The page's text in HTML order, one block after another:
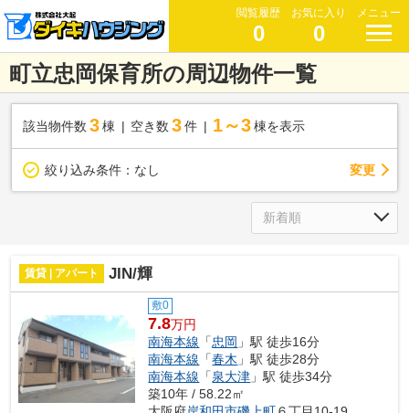
閲覧履歴
0
お気に入り
0
メニュー
町立忠岡保育所の周辺物件一覧
該当物件数 3棟 空き数 3 件 1～3 棟を表示
絞り込み条件： なし 変更
賃貸 | アパート JIN/輝
敷0
7.8万円
南海本線 「忠岡 」駅 徒歩16分
南海本線 「春木 」駅 徒歩28分
南海本線 「泉大津 」駅 徒歩34分
築10年 / 58.22㎡